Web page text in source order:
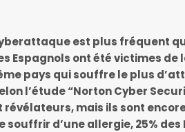
est plus fréquent
Espagnols ont été victimes
pays qui souffre le plus
l’étude “Norton Cyber
révélateurs, mais ils sont
souffrir d’une allergie, 25%